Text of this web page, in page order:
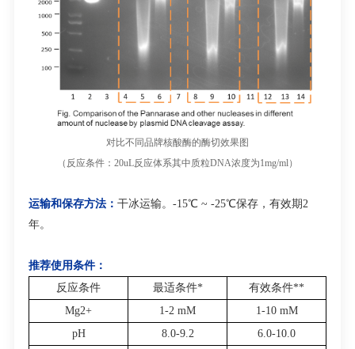
对比不同品牌核酸酶的酶切效果图
（反应条件： 20uL反应体系其中质粒DNA浓度为1mg/ml）
运输和保存方法： 干冰运输。 -15℃ ~ -25℃保存，有效期 2
年。
推荐使用条件：
反应条件
最适条件* 有效条件**
Mg2+ 1-2 mM
1-10 mM
pH
8.0-9.2
6.0-10.0